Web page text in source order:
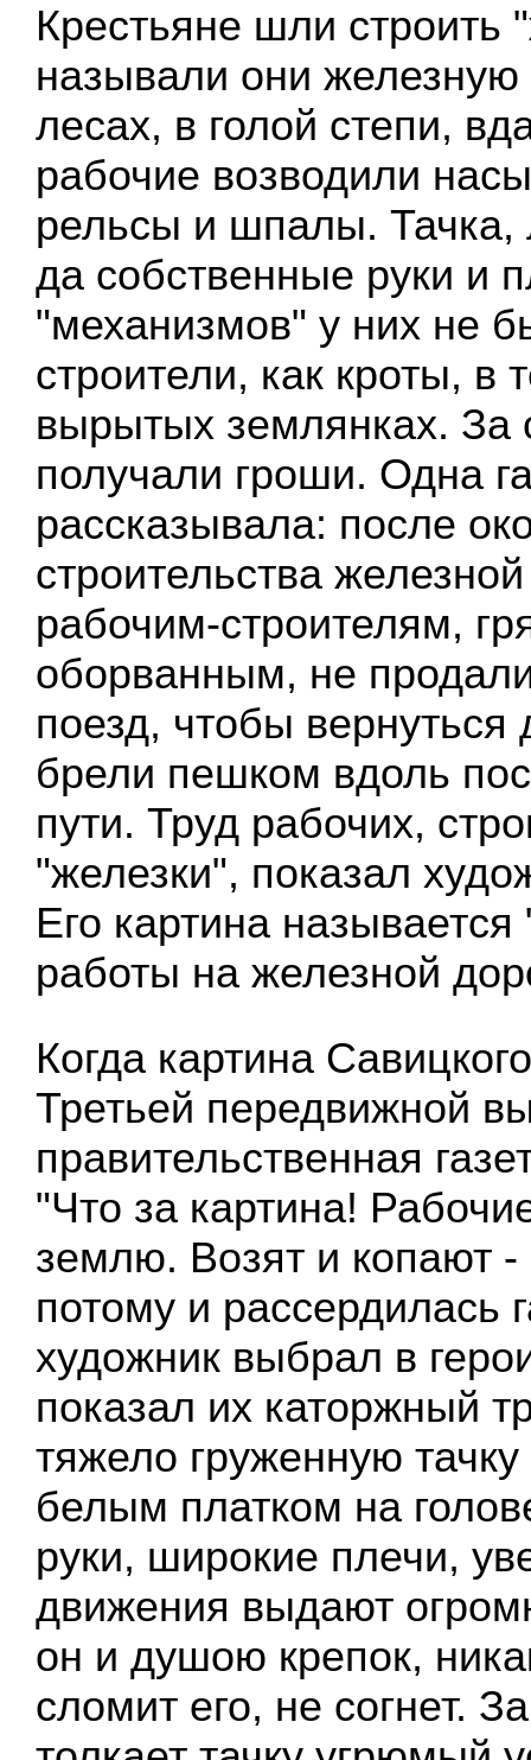
Крестьяне шли строить
называли они железную
лесах, в голой степи,
рабочие возводили
рельсы и шпалы. Тачка,
да собственные руки и
"механизмов" у них не
строители, как кроты, в
вырытых землянках. За
получали гроши. Одна
рассказывала: после
строительства
рабочим-строителям,
оборванным, не
поезд, чтобы
брели пешком вдоль
пути. Труд рабочих,
"железки", показал
Его картина
работы на железной
Когда картина
Третьей передвижной
правительственная
"Что за картина!
землю. Возят и копают
потому и рассердилась
художник выбрал в
показал их каторжный
тяжело груженную
белым платком на
руки, широкие плечи,
движения выдают
он и душою крепок,
сломит его, не согнет.